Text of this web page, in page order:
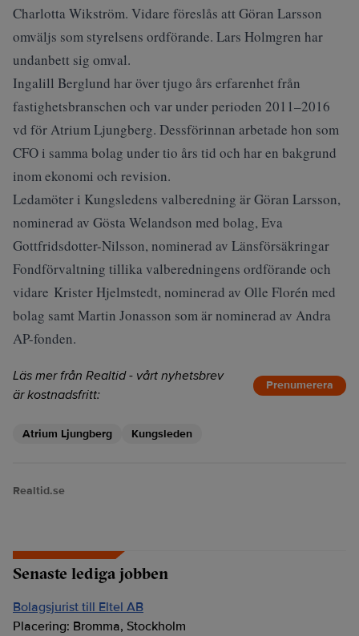
Charlotta Wikström. Vidare föreslås att Göran Larsson
omväljs som styrelsens ordförande. Lars Holmgren har
undanbett sig omval.
Ingalill Berglund har över tjugo års erfarenhet från
fastighetsbranschen och var under perioden 2011–2016
vd för Atrium Ljungberg. Dessförinnan arbetade hon som
CFO i samma bolag under tio års tid och har en bakgrund
inom ekonomi och revision.
Ledamöter i Kungsledens valberedning är Göran Larsson,
nominerad av Gösta Welandson med bolag, Eva
Gottfridsdotter-Nilsson, nominerad av Länsförsäkringar
Fondförvaltning tillika valberedningens ordförande och
vidare Krister Hjelmstedt, nominerad av Olle Florén med
bolag samt Martin Jonasson som är nominerad av Andra
AP-fonden.
Läs mer från Realtid - vårt nyhetsbrev
är kostnadsfritt:
Prenumerera
Atrium Ljungberg Kungsleden
Realtid.se
Senaste lediga jobben
Bolagsjurist till Eltel AB
Placering: Bromma, Stockholm